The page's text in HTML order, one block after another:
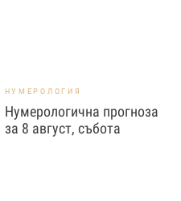
НУМЕРОЛОГИЯ
Нумерологична прогноза
за 8 август, събота